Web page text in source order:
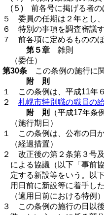
(５) 前各号に掲げる者の
５ 委員の任期は２年とし
６ 特別の事項を調査審議
７ 前各項に定めるものの
第５章 雑則
（委任）
第30条 この条例の施行に
附 則
１ この条例は、平成11年
２ 札幌市特別職の職員の
附 則
（平成17年条
（施行期日）
１ この条例は、公布の日か
（経過措置）
２ 改正後の第２条第３号
による協議（以下「事前
定する新設等をいう。以
用日前に新設等に着手し
（適用日前における特例）
３ この条例の施行の日以